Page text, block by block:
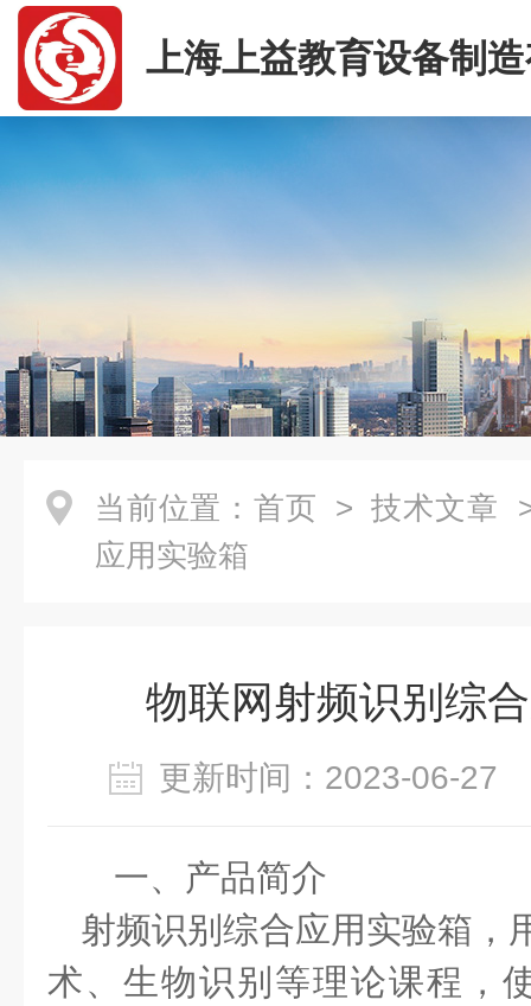
上海上益教育设备制
司
当前位置： 首页 > 技术文章
应用实验箱
物联网射频识别综
更新时间：2023-06-
一、 产品简介
射频识别综合应用实验箱，
术、生物识别等理论课程，